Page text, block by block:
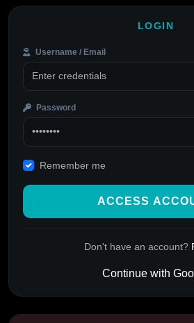
LOGIN
Username / Email
Password
Remember me
ACCESS
Don't have an account?
Continue with